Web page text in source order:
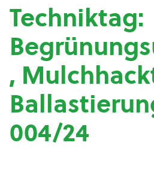
Techniktag:
,
004/24